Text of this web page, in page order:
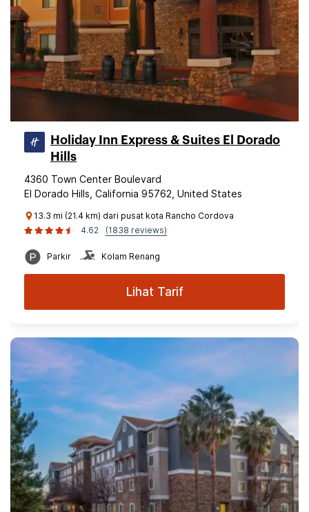
Holiday Inn Express & Suites El Dorado
Hills
4360 Town Center Boulevard
El Dorado Hills, California 95762, United States
13.3 mi (21.4 km) dari pusat kota Rancho Cordova
4.62
(1838 reviews)
Parkir Kolam Renang
Lihat Tarif